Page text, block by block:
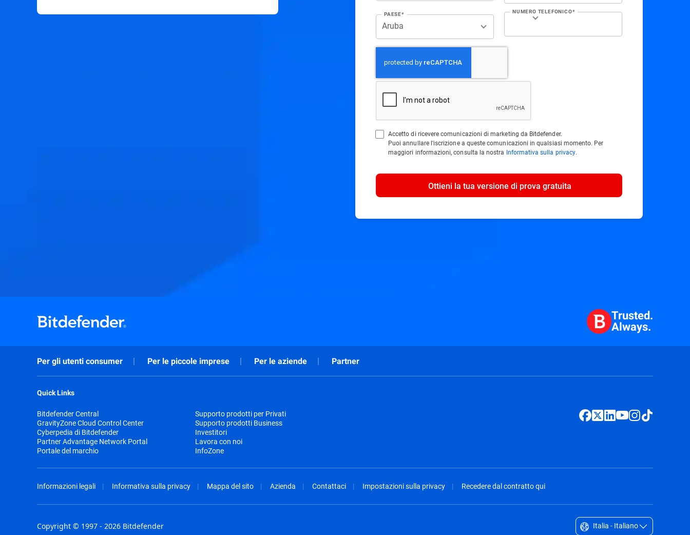
PAESE* NUMERO TELEFONICO*
Accetto di ricevere comunicazioni di marketing da Bitdefender.
Puoi annullare l'iscrizione a queste comunicazioni in qualsiasi momento. Per
maggiori informazioni, consulta la nostra Informativa sulla privacy.
Ottieni la tua versione di prova gratuita
Trusted.
Always.
Per gli utenti consumer Per le piccole imprese Per le aziende Partner
Quick Links
Bitdefender Central
GravityZone Cloud Control Center
Cyberpedia di Bitdefender
Partner Advantage Network Portal
Portale del marchio
Supporto prodotti per Privati
Supporto prodotti Business
Investitori
Lavora con noi
InfoZone
Informazioni legali Informativa sulla privacy Mappa del sito Azienda Contattaci Impostazioni sulla privacy Recedere dal contratto qui
Copyright © 1997 - 2026 Bitdefender Italia - Italiano